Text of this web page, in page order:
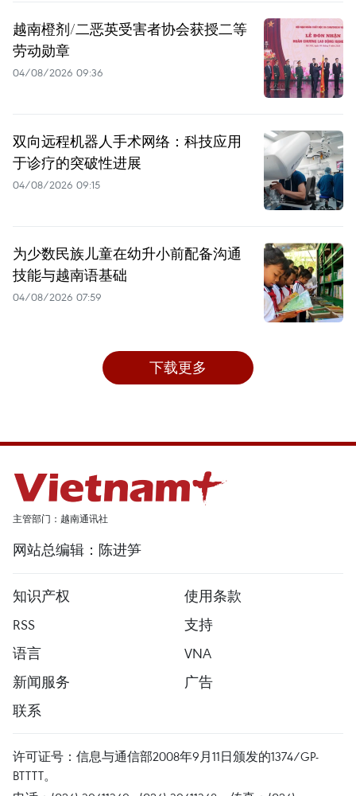
越南橙剂/二恶英受害者协会获授二等
劳动勋章
04/08/2026 09:36
双向远程机器人手术网络：科技应用
于诊疗的突破性进展
04/08/2026 09:15
为少数民族儿童在幼升小前配备沟通
技能与越南语基础
04/08/2026 07:59
下载更多
主管部门：越南通讯社
网站总编辑：陈进笋
知识产权
使用条款
RSS
支持
语言
VNA
新闻服务
广告
联系
许可证号：信息与通信部2008年9月11日颁发的1374/GP-
BTTTT。